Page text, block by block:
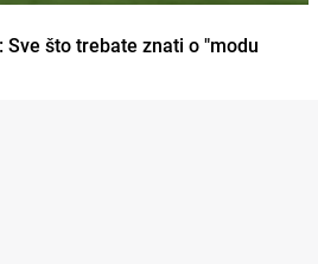
Sve što trebate znati o "modu